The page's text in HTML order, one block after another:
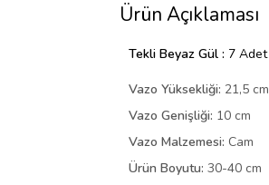
Ürün Açıklaması
Tekli Beyaz Gül : 7 Adet
Vazo Yüksekliği: 21,5 cm
Vazo Genişliği: 10 cm
Vazo Malzemesi: Cam
Ürün Boyutu: 30-40 cm